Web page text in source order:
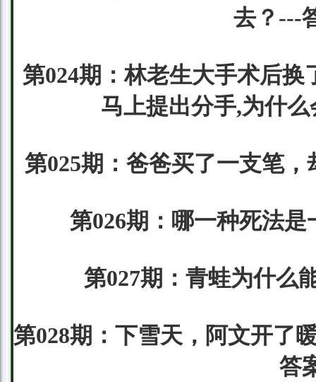
去？---
第024期：林老生大手术后
马上提出分手,为什
第025期：爸爸买了一支笔
第026期：哪一种死法
第027期：青蛙为什么
第028期：下雪天，阿文开了
答